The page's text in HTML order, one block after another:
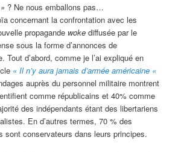
? Ne nous emballons pas…
concernant la confrontation avec les
propagande woke diffusée par le
sous la forme d’annonces de
Tout d’abord, comme je l’ai expliqué en
« Il n’y aura jamais d’armée américaine «
auprès du personnel militaire montrent
comme républicains et 40% comme
des indépendants étant des libertariens
En d’autres termes, 70 % des
sont conservateurs dans leurs principes.